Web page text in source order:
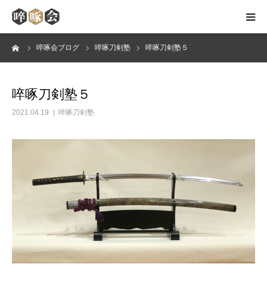
啐啄会ブログ 啐啄刀剣塾 啐啄刀剣塾５
啐啄刀剣塾５
2021.04.19 啐啄刀剣塾
HOME
無双直伝英信流
会員メッセージ